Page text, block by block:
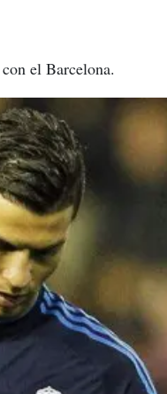
el Barcelona.